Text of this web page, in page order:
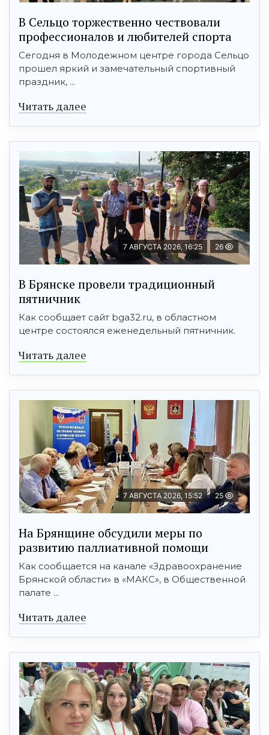
В Сельцо торжественно чествовали
профессионалов и любителей спорта
Сегодня в Молодежном центре города Сельцо
прошел яркий и замечательный спортивный
праздник, ...
Читать далее
7 АВГУСТА 2026, 16:25 26
В Брянске провели традиционный
пятничник
Как сообщает сайт bga32.ru, в областном
центре состоялся еженедельный пятничник.
Читать далее
7 АВГУСТА 2026, 15:52 25
На Брянщине обсудили меры по
развитию паллиативной помощи
Как сообщается на канале «Здравоохранение
Брянской области» в «МАКС», в Общественной
палате ...
Читать далее